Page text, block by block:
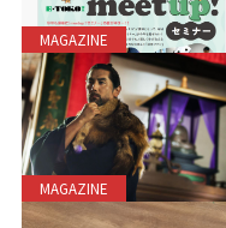
MAGAZINE
MAGAZINE